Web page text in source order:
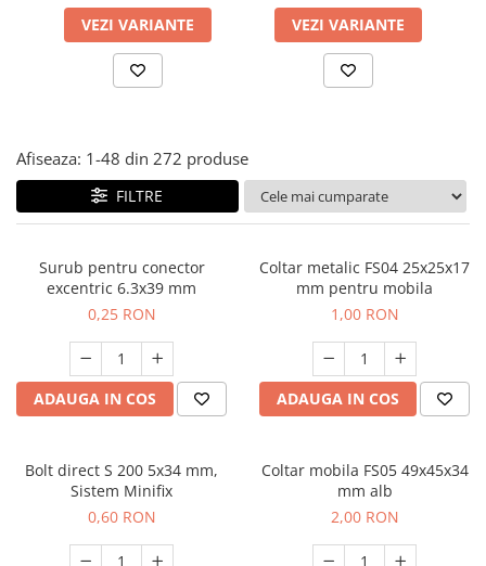
Solutii de curatat & adezivi
Canturi ABS
Clesti/ patenti
Alte scule & unelte
VEZI VARIANTE VEZI VARIANTE
Afiseaza: 1-48 din 272 produse
FILTRE
Surub pentru conector
excentric 6.3x39 mm
0,25 RON
ADAUGA IN COS
Coltar metalic FS04 25x25x17
mm pentru mobila
1,00 RON
ADAUGA IN COS
Bolt direct S 200 5x34 mm,
Sistem Minifix
0,60 RON
Coltar mobila FS05 49x45x34
mm alb
2,00 RON